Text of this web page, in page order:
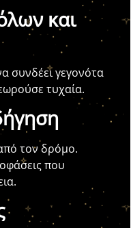
και
συνδέει γεγονότα
τυχαία.
τον δρόμο.
που